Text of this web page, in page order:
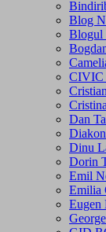
Blog
Blogul
CIVIC
Dan
Dinu
Dorin
Emil
Emilia
Eugen